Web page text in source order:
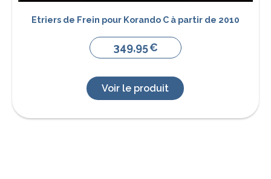
Etriers de Frein pour Korando C à partir de 2010
349,95€
Voir le produit